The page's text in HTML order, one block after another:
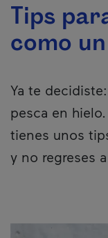
Tips
como
Ya te
pesca en
tienes unos
y no regreses